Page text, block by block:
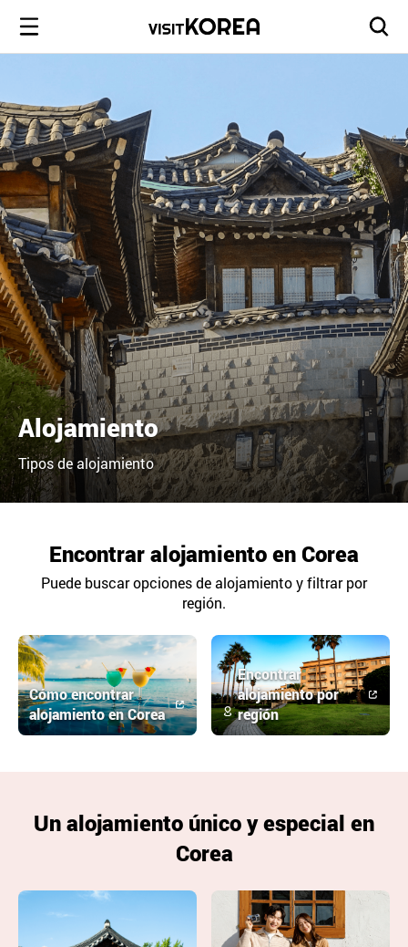
Alojamiento
Tipos de alojamiento
Encontrar alojamiento en Corea
Puede buscar opciones de alojamiento y filtrar por
región.
Cómo encontrar
alojamiento en Corea
Encontrar
alojamiento por
región
Un alojamiento único y especial en
Corea